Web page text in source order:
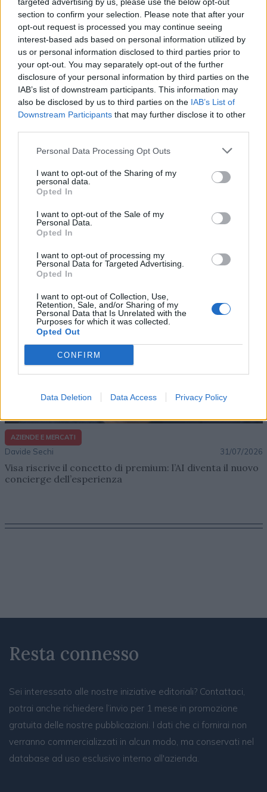
section to confirm your selection. Please note that after your
opt-out request is processed you may continue seeing
interest-based ads based on personal information utilized by
us or personal information disclosed to third parties prior to
your opt-out. You may separately opt-out of the further
disclosure of your personal information by third parties on the
IAB’s list of downstream participants. This information may
also be disclosed by us to third parties on the IAB’s List of
Downstream Participants that may further disclose it to other
Personal Data Processing Opt Outs
I want to opt-out of the Sharing of my
personal data.
Opted In
I want to opt-out of the Sale of my
Personal Data.
Opted In
I want to opt-out of processing my
Personal Data for Targeted Advertising.
Opted In
I want to opt-out of Collection, Use,
Retention, Sale, and/or Sharing of my
Personal Data that Is Unrelated with the
Purposes for which it was collected.
Opted Out
CONFIRM
Data Deletion Data Access Privacy Policy
Altri articoli che potrebbero piacerti
AZIENDE E MERCATI
Davide Sechi 31/07/2026
Dal lusso circolare all’intelligenza artificiale: come
Lenush Saf costruisce un ecosistema tra creatività,
impresa e musica
AZIENDE E MERCATI
Davide Sechi 31/07/2026
Visa riscrive il concetto di premium: l’AI diventa il nuovo
concierge dell’esperienza
Resta connesso
Sei interessato alle nostre iniziative editoriali? Contattaci,
potrai anche richiedere l’invio per 1 mese in promozione
gratuita delle nostre pubblicazioni. I dati che ci fornirai non
verranno commercializzati in alcun modo, ma conservati nel
database ad uso esclusivo interno all'azienda.